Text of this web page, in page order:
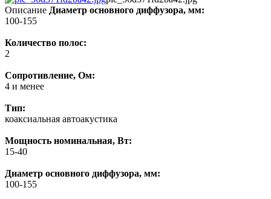
Описание Диаметр основного диффузора, мм:
100-155
Количество полос:
2
Сопротивление, Ом:
4 и менее
Тип:
коаксиальная автоакустика
Мощность номинальная, Вт:
15-40
Диаметр основного диффузора, мм:
100-155